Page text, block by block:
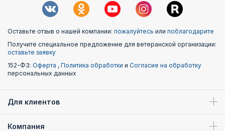
Оставьте отзыв о нашей компании: пожалуйтесь или поблагодарите
Получите специальное предложение для ветеранской организации:
оставьте заявку
152-ФЗ: Оферта , Политика обработки и Согласие на обработку
персональных данных
Для клиентов
Компания